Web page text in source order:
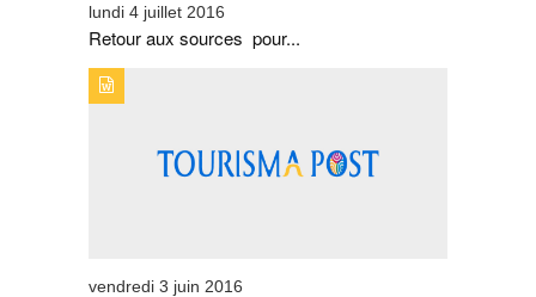
lundi 4 juillet 2016
Retour aux sources pour...
FÉDÉRATION
vendredi 3 juin 2016